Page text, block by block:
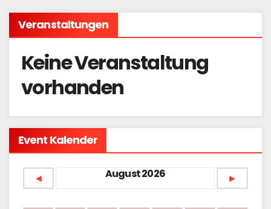
Veranstaltungen
Keine Veranstaltung
vorhanden
Event Kalender
◄ August 2026 ►